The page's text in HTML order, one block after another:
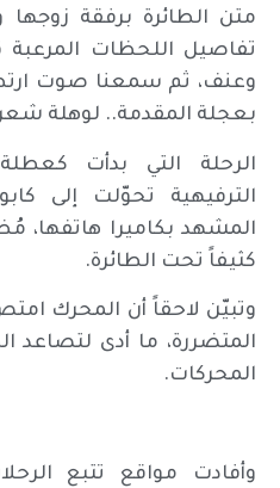
تفاصيل اللحظات المرعبة
وعنف، ثم سمعنا صوت
بعجلة المقدمة.. لوهلة
الرحلة التي بدأت كعطلة
الترفيهية تحوّلت إلى
المشهد بكاميرا هاتفها،
كثيفاً تحت الطائرة.
وتبيّن لاحقاً أن المحرك
المتضررة، ما أدى
المحركات.